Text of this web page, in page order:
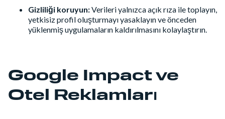
Gizliliği koruyun:Verileri yalnızca açık rıza ile toplayın,
yetkisiz profil oluşturmayı yasaklayın ve önceden
yüklenmiş uygulamaların kaldırılmasını kolaylaştırın.
Google Impact ve
Otel Reklamları